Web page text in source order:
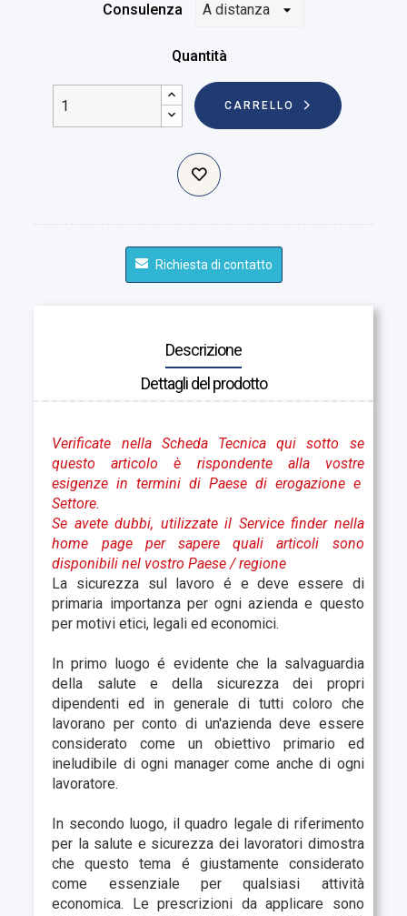
Consulenza
Quantità
CARRELLO
Richiesta di contatto
Descrizione
Dettagli del prodotto
Verificate nella Scheda Tecnica qui sotto se
questo articolo è rispondente alla vostre
esigenze in termini di Paese di erogazione e
Settore.
Se avete dubbi, utilizzate il Service finder nella
home page per sapere quali articoli sono
disponibili nel vostro Paese/ regione
La sicurezza sul lavoro é e deve essere di
primaria importanza per ogni azienda e questo
per motivi etici, legali ed economici.
In primo luogo é evidente che la salvaguardia
della salute e della sicurezza dei propri
dipendenti ed in generale di tutti coloro che
lavorano per conto di un'azienda deve essere
considerato come un obiettivo primario ed
ineludibile di ogni manager come anche di ogni
lavoratore.
In secondo luogo, il quadro legale di riferimento
per la salute e sicurezza dei lavoratori dimostra
che questo tema é giustamente considerato
come essenziale per qualsiasi attività
economica. Le prescrizioni da applicare sono